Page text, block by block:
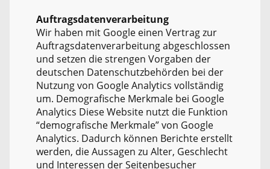
Auftragsdatenverarbeitung
Wir haben mit Google einen Vertrag zur
Auftragsdatenverarbeitung abgeschlossen
und setzen die strengen Vorgaben der
deutschen Datenschutzbehörden bei der
Nutzung von Google Analytics vollständig
um. Demografische Merkmale bei Google
Analytics Diese Website nutzt die Funktion
“demografische Merkmale” von Google
Analytics. Dadurch können Berichte erstellt
werden, die Aussagen zu Alter, Geschlecht
und Interessen der Seitenbesucher